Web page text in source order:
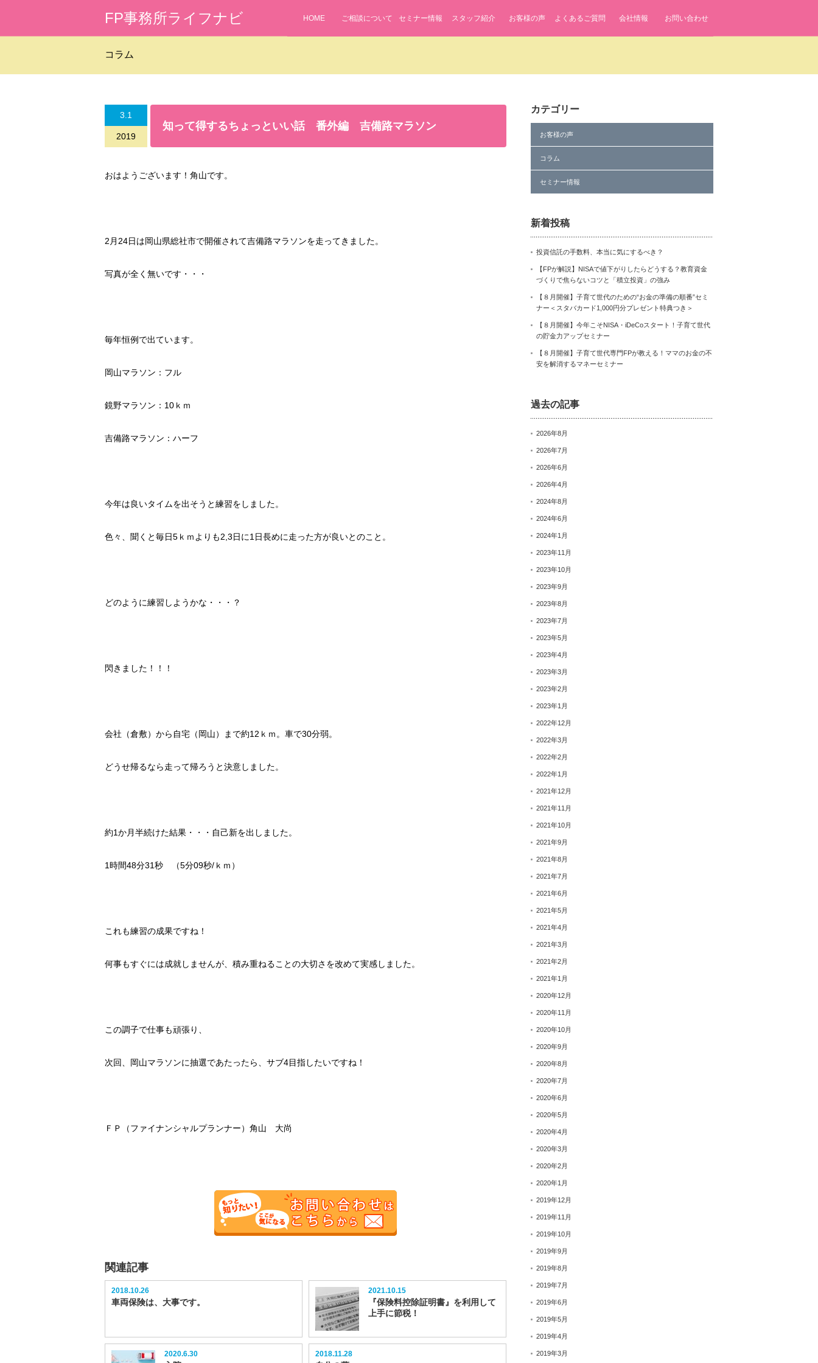
FP事務所ライフナビ HOME ご相談について セミナー情報 スタッフ紹介 お客様の声 よくあるご質問 会社情報 お問い合わせ
コラム
3.1
2019
知って得するちょっといい話 番外編 吉備路マラソン
おはようございます！角山です。
2 月 24日は岡山県総社市で開催されて吉備路マラソンを走ってきました。
写真が全く無いです・・・
毎年恒例で出ています。
岡山マラソン：フル
鏡野マラソン： 10 ｋｍ
吉備路マラソン：ハーフ
今年は良いタイムを出そうと練習をしました。
色々、聞くと毎日5 ｋｍよりも2,3日に1 日長めに走った方が良いとのこと。
どのように練習しようかな・・・？
閃きました！！！
会社（倉敷）から自宅（岡山）まで約12 ｋｍ。車で30分弱。
どうせ帰るなら走って帰ろうと決意しました。
約1か月半続けた結果・・・自己新を出しました。
1時間48分31秒 （5分09秒/ ｋｍ）
これも練習の成果ですね！
何事もすぐには成就しませんが、積み重ねることの大切さを改めて実感しました。
この調子で仕事も頑張り、
次回、岡山マラソンに抽選であたったら、サブ4目指したいですね！
ＦＰ（ファイナンシャルプランナー）角山 大尚
関連記事
2018.10.26
車両保険は、大事です。
2021.10.15
『保険料控除証明書』を利用して
上手に節税！
2020.6.30 2018.11.28
カテゴリー
お客様の声
コラム
セミナー情報
新着投稿
投資信託の手数料、本当に気にするべき？
【FPが解説】NISAで値下がりしたらどうする？教育資金
づくりで焦らないコツと「積立投資」の強み
【８月開催】子育て世代のための“お金の準備の順番”セミ
ナー＜スタバカード1,000円分プレゼント特典つき＞
【８月開催】今年こそNISA・iDeCoスタート！子育て世代
の貯金力アップセミナー
【８月開催】子育て世代専門FPが教える！ママのお金の不
安を解消するマネーセミナー
過去の記事
2026年8月
2026年7月
2026年6月
2026年4月
2024年8月
2024年6月
2024年1月
2023年11月
2023年10月
2023年9月
2023年8月
2023年7月
2023年5月
2023年4月
2023年3月
2023年2月
2023年1月
2022年12月
2022年3月
2022年2月
2022年1月
2021年12月
2021年11月
2021年10月
2021年9月
2021年8月
2021年7月
2021年6月
2021年5月
2021年4月
2021年3月
2021年2月
2021年1月
2020年12月
2020年11月
2020年10月
2020年9月
2020年8月
2020年7月
2020年6月
2020年5月
2020年4月
2020年3月
2020年2月
2020年1月
2019年12月
2019年11月
2019年10月
2019年9月
2019年8月
2019年7月
2019年6月
2019年5月
2019年4月
2019年3月